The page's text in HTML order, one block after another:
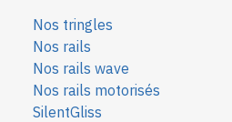
Nos tringles
Nos rails
Nos rails wave
Nos rails motorisés
SilentGliss